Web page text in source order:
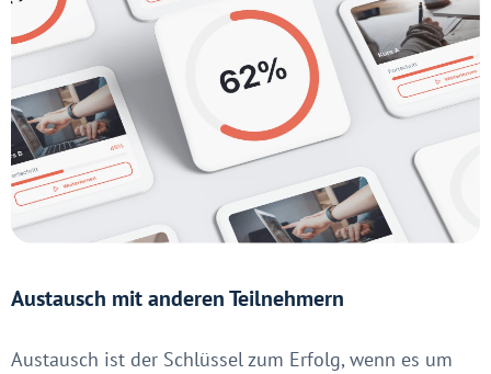
Austausch mit anderen Teilnehmern
Austausch ist der Schlüssel zum Erfolg, wenn es um